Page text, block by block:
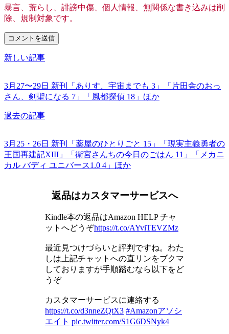
暴言、荒らし、誹謗中傷、個人情報、無関係な書き込みは削
除、規制対象です。
新しい記事
3月27〜29日 新刊「ありす、宇宙までも 3」「片田舎のおっ
さん、剣聖になる 7」「風都探偵 18」ほか
過去の記事
3月25・26日 新刊「薬屋のひとりごと 15」「現実主義勇者の
王国再建記XIII」「衛宮さんちの今日のごはん 11」「メカニ
カル バディ ユニバース1.0 4」ほか
返品はカスタマーサービスへ
Kindle本の返品はAmazon HELP チャ
ットへどうぞhttps://t.co/AYviTEVZMz
最近見つけづらいと評判ですね。わた
しは上記チャットへの直リンをブクマ
しておりますが手順踏むなら以下をど
うぞ
カスタマーサービスに連絡する
https://t.co/d3nneZQtX3 #Amazonアソシ
エイト pic.twitter.com/S1G6DSNyk4